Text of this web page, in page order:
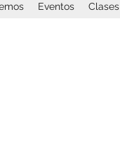
Eventos Clases